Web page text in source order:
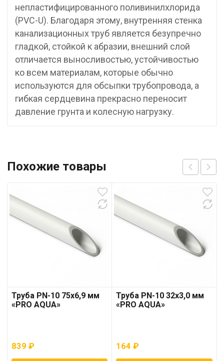
непластифицированного поливинилхлорида
(PVC-U). Благодаря этому, внутренняя стенка
канализационных труб является безупречно
гладкой, стойкой к абразии, внешний слой
отличается выносливостью, устойчивостью
ко всем материалам, которые обычно
используются для обсыпки трубопровода, а
гибкая сердцевина прекрасно переносит
давление грунта и колесную нагрузку.
Похожие товары
Труба PN-10 75х6,9 мм
«PRO AQUA»
839 ₽
Труба PN-10 32х3,0 мм
«PRO AQUA»
164₽